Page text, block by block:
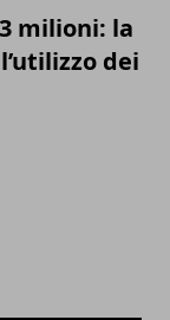
milioni: la
dei